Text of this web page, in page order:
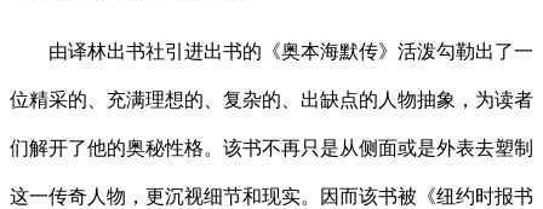
由译林出书社引进出书的《奥本海默传》活泼勾勒出了一
位精采的、充满理想的、复杂的、出缺点的人物抽象，为读者
们解开了他的奥秘性格。该书不再只是从侧面或是外表去塑制
这一传奇人物，更沉视细节和现实。因而该书被《纽约时报书